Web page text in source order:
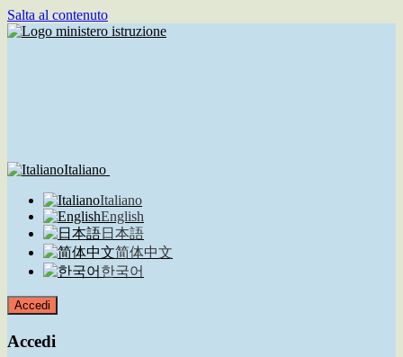
Salta al contenuto
Italiano
Italiano
English
日本語
简体中文
한국어
Accedi
Accedi